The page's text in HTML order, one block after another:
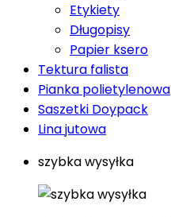
Etykiety
Długopisy
Papier ksero
Tektura falista
Pianka polietylenowa
Saszetki Doypack
Lina jutowa
szybka wysyłka